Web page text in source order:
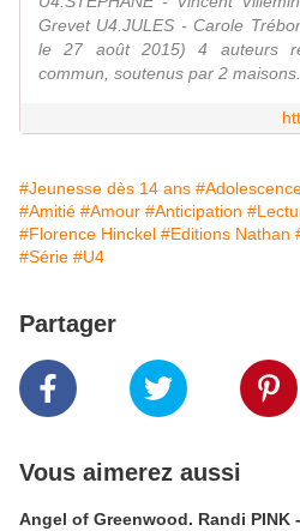
Grevet U4.JULES - Carole
le 27 août 2015) 4 auteurs
commun, soutenus par 2 maisons...
#Jeunesse dès 14 ans
#Amitié #Amour #Anticipation
#Florence Hinckel #Editions Nathan
#Série #U4
Partager
Vous aimerez aussi
Angel of Greenwood. Randi PINK -